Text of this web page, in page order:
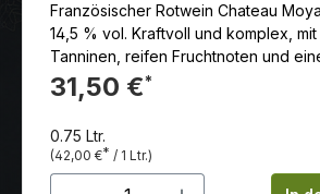
Französischer Rotwein Chateau
14,5 % vol. Kraftvoll und komplex, mit
Tanninen, reifen Fruchtnoten und
Abgang
31,50 €*
0.75 Ltr.
(42,00 €* / 1 Ltr.)